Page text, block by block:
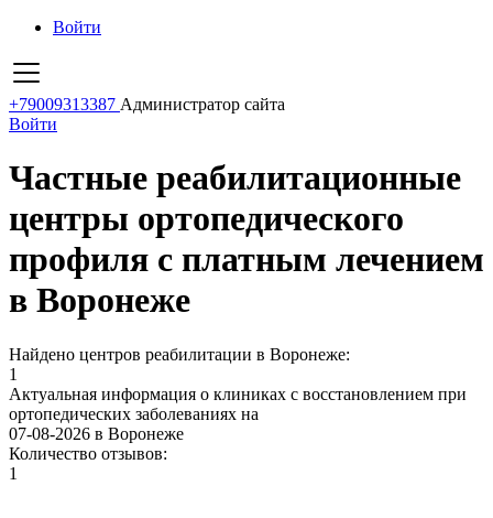
Войти
+79009313387 Администратор сайта
Войти
Частные реабилитационные
центры ортопедического
профиля с платным лечением
в Воронеже
Найдено центров реабилитации в Воронеже:
1
Актуальная информация о клиниках с восстановлением при
ортопедических заболеваниях на
07-08-2026 в Воронеже
Количество отзывов:
1